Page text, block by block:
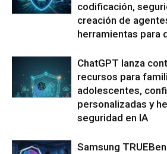
codificación,
creación de
herramientas para
ChatGPT lanza
recursos para
adolescentes,
personalizadas y
seguridad en IA
Samsung